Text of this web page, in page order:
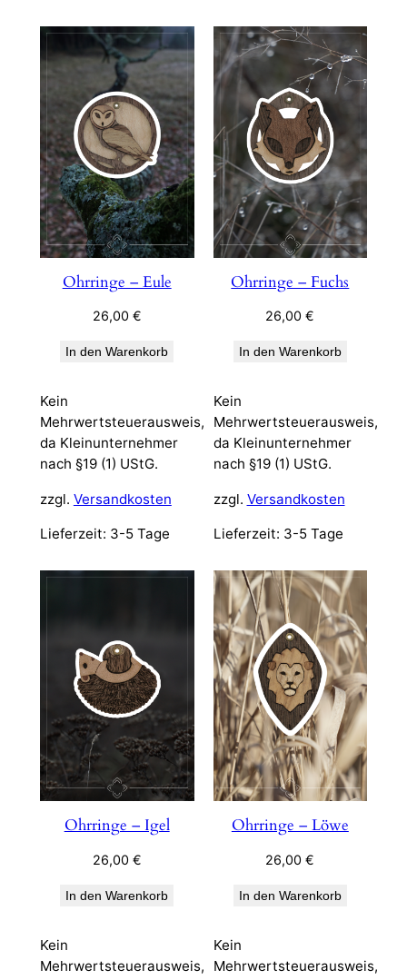
Ohrringe – Eule
26,00 €
In den Warenkorb
Kein
Mehrwertsteuerausweis,
da Kleinunternehmer
nach §19 (1) UStG.
zzgl. Versandkosten
Lieferzeit: 3-5 Tage
Ohrringe – Fuchs
26,00€
In den Warenkorb
Kein
Mehrwertsteuerausweis,
da Kleinunternehmer
nach §19 (1) UStG.
zzgl. Versandkosten
Lieferzeit: 3-5 Tage
Ohrringe – Igel
26,00 €
In den Warenkorb
Kein
Mehrwertsteuerausweis,
Ohrringe – Löwe
26,00€
In den Warenkorb
Kein
Mehrwertsteuerausweis,